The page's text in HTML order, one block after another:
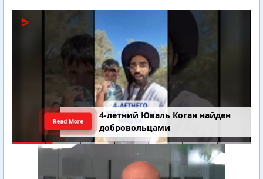
4-летний Юваль Коган найден
добровольцами
Read More